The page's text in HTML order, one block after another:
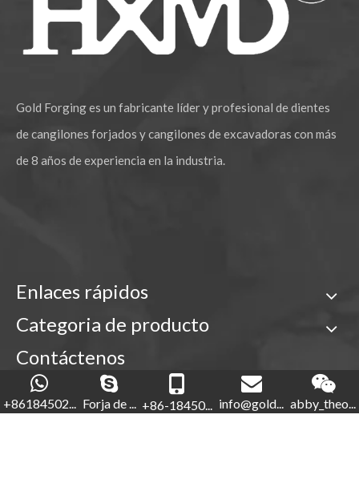
Gold Forging es un fabricante líder y profesional de dientes
de cangilones forjados y cangilones de excavadoras con más
de 8 años de experiencia en la industria.
+86184502... Forja de ... +86-18450... info@gold... abby_theo...
Enlaces rápidos
Categoria de producto
Contáctenos
+86-18450210854